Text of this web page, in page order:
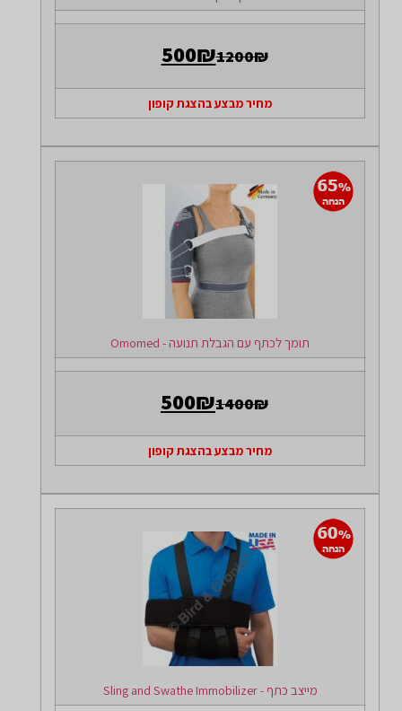
500₪1200₪
מחיר מבצע בהצגת קופון
תומך לכתף עם הגבלת תנועה - Omomed
500₪1400₪
מחיר מבצע בהצגת קופון
מייצב כתף - Sling and Swathe Immobilizer